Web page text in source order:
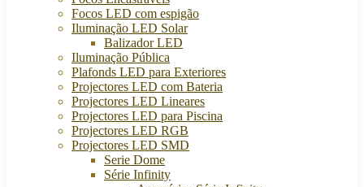
Focos LED com espigão
Iluminação LED Solar
Balizador LED
Iluminação Pública
Plafonds LED para Exteriores
Projectores LED com Bateria
Projectores LED Lineares
Projectores LED para Piscina
Projectores LED RGB
Projectores LED SMD
Serie Dome
Série Infinity